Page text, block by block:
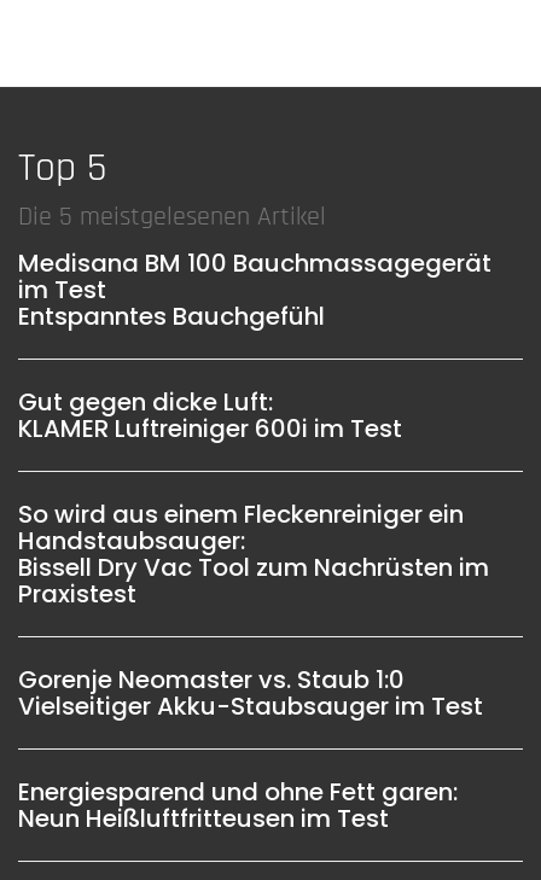
Top 5
Die 5 meistgelesenen Artikel
Medisana BM 100 Bauchmassagegerät
im Test
Entspanntes Bauchgefühl
Gut gegen dicke Luft:
KLAMER Luftreiniger 600i im Test
So wird aus einem Fleckenreiniger ein
Handstaubsauger:
Bissell Dry Vac Tool zum Nachrüsten im
Praxistest
Gorenje Neomaster vs. Staub 1:0
Vielseitiger Akku-Staubsauger im Test
Energiesparend und ohne Fett garen:
Neun Heißluftfritteusen im Test